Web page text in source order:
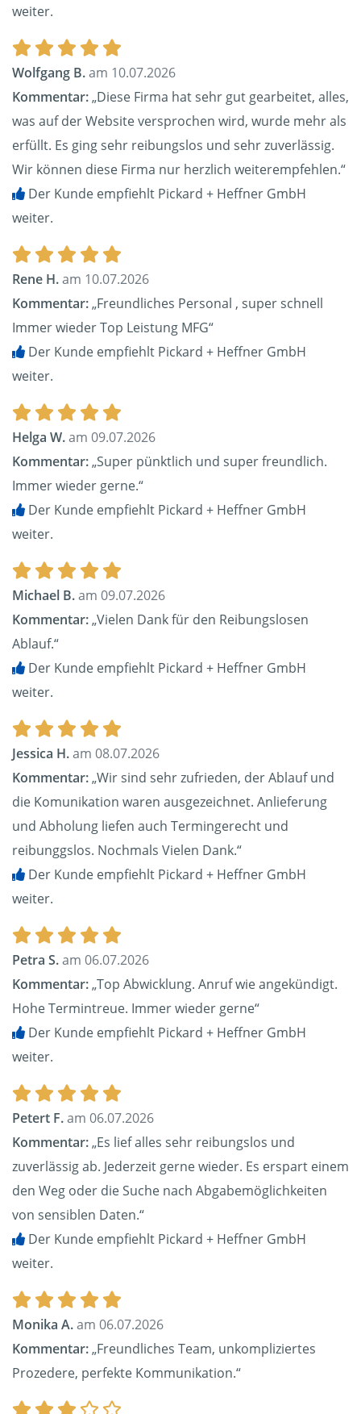
weiter.
Wolfgang B.am 10.07.2026
Kommentar:„Diese Firma hat sehr gut gearbeitet, alles,
was auf der Website versprochen wird, wurde mehr als
erfüllt. Es ging sehr reibungslos und sehr zuverlässig.
Wir können diese Firma nur herzlich weiterempfehlen.“
Der Kunde empfiehlt Pickard + Heffner GmbH
weiter.
Rene H.am 10.07.2026
Kommentar:„Freundliches Personal , super schnell
Immer wieder Top Leistung MFG“
Der Kunde empfiehlt Pickard + Heffner GmbH
weiter.
Helga W.am 09.07.2026
Kommentar:„Super pünktlich und super freundlich.
Immer wieder gerne.“
Der Kunde empfiehlt Pickard + Heffner GmbH
weiter.
Michael B.am 09.07.2026
Kommentar:„Vielen Dank für den Reibungslosen
Ablauf.“
Der Kunde empfiehlt Pickard + Heffner GmbH
weiter.
Jessica H.am 08.07.2026
Kommentar:„Wir sind sehr zufrieden, der Ablauf und
die Komunikation waren ausgezeichnet. Anlieferung
und Abholung liefen auch Termingerecht und
reibunggslos. Nochmals Vielen Dank.“
Der Kunde empfiehlt Pickard + Heffner GmbH
weiter.
Petra S.am 06.07.2026
Kommentar:„Top Abwicklung. Anruf wie angekündigt.
Hohe Termintreue. Immer wieder gerne“
Der Kunde empfiehlt Pickard + Heffner GmbH
weiter.
Petert F.am 06.07.2026
Kommentar:„Es lief alles sehr reibungslos und
zuverlässig ab. Jederzeit gerne wieder. Es erspart einem
den Weg oder die Suche nach Abgabemöglichkeiten
von sensiblen Daten.“
Der Kunde empfiehlt Pickard + Heffner GmbH
weiter.
Monika A.am 06.07.2026
Kommentar:„Freundliches Team, unkompliziertes
Prozedere, perfekte Kommunikation.“